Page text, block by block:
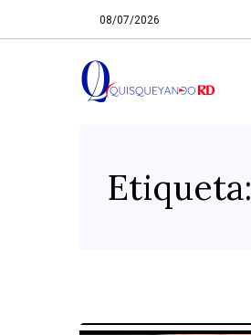
08/07/2026
Etiqueta: